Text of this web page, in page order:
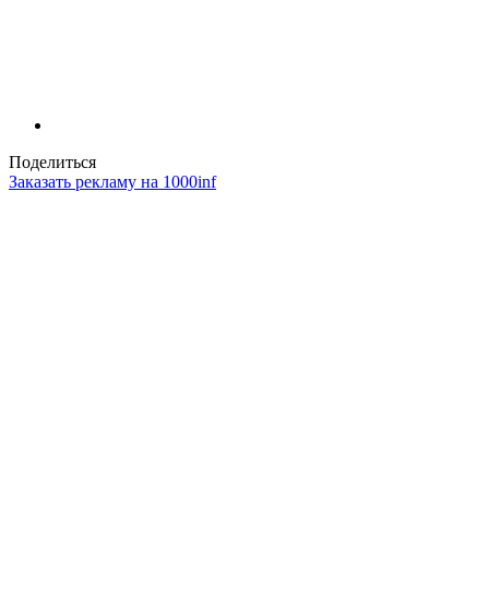
Поделиться
Заказать рекламу на 1000inf